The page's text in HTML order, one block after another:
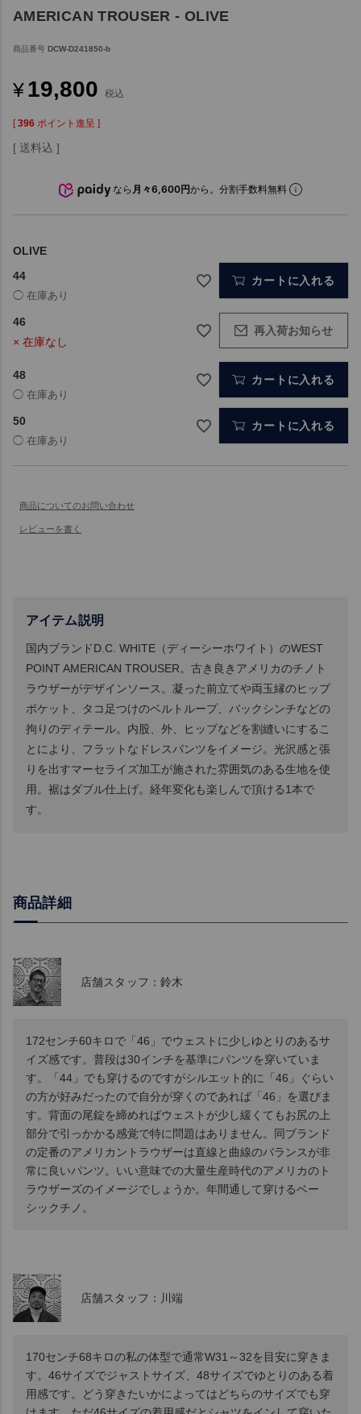
AMERICAN TROUSER - OLIVE
商品番号 DCW-D241850-b
¥19,800 税込
[ 396 ポイント進呈 ]
送料込
なら 月々6,600円から。分割手数料無料
OLIVE
44
カートに入れる
46
× 在庫なし
再入荷お知らせ
48 カートに入れる
50 カートに入れる
アイテム説明
国内ブランドD.C. WHITE（ディーシーホワイト）のWEST
POINT AMERICAN TROUSER。古き良きアメリカのチノト
ラウザーがデザインソース。凝った前立てや両玉縁のヒップ
ポケット、タコ足つけのベルトループ、バックシンチなどの
拘りのディテール。内股、外、ヒップなどを割縫いにするこ
とにより、フラットなドレスパンツをイメージ。光沢感と張
りを出すマーセライズ加工が施された雰囲気のある生地を使
用。裾はダブル仕上げ。経年変化も楽しんで頂ける1本で
す。
商品詳細
店舗スタッフ：鈴木
172センチ60キロで「46」でウェストに少しゆとりのあるサ
イズ感です。普段は30インチを基準にパンツを穿いていま
す。「44」でも穿けるのですがシルエット的に「46」ぐらい
の方が好みだったので自分が穿くのであれば「46」を選びま
す。背面の尾錠を締めればウェストが少し緩くてもお尻の上
部分で引っかかる感覚で特に問題はありません。同ブランド
の定番のアメリカントラウザーは直線と曲線のバランスが非
常に良いパンツ。いい意味での大量生産時代のアメリカのト
ラウザーズのイメージでしょうか。年間通して穿けるベー
シックチノ。
店舗スタッフ：川端
170センチ68キロの私の体型で通常W31～32を目安に穿きま
す。46サイズでジャストサイズ、48サイズでゆとりのある着
用感です。どう穿きたいかによってはどちらのサイズでも穿